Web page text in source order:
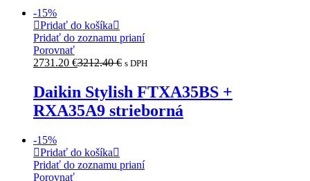
-15%
Pridať do košíka
Pridať do zoznamu prianí
Porovnať
2731.20 €3212.40€ s DPH
Daikin Stylish FTXA35BS +
RXA35A9 strieborná
-15%
Pridať do košíka
Pridať do zoznamu prianí
Porovnať